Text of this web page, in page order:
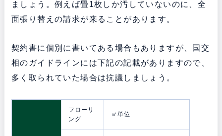
ましょう。例えば畳1枚しか汚していないのに、全
面張り替えの請求が来ることがあります。
契約書に個別に書いてある場合もありますが、国交
相のガイドラインには下記の記載がありますので、
多く取られていた場合は抗議しましょう。
フローリ
ング
㎡単位